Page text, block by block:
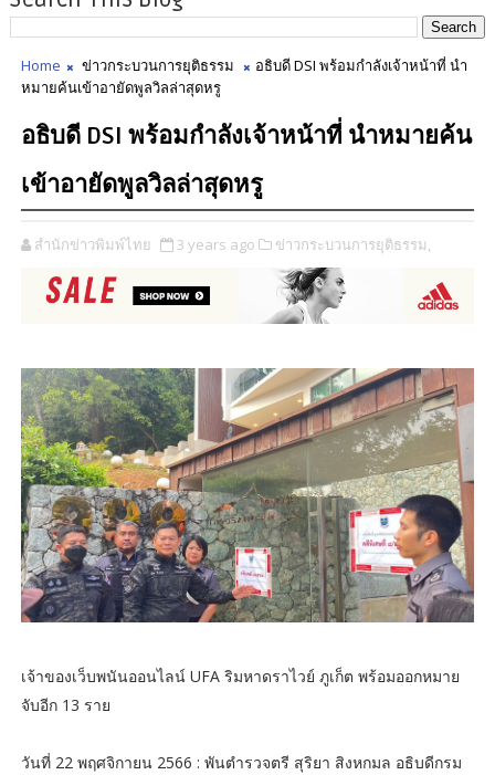
Home ข่าวกระบวนการยุติธรรม
อธิบดี DSI พร้อมกำลังเจ้าหน้าที่ นำ
หมายค้นเข้าอายัดพูลวิลล่าสุดหรู
อธิบดี DSI พร้อมกำลังเจ้าหน้าที่ นำหมายค้น
เข้าอายัดพูลวิลล่าสุดหรู
สำนักข่าวพิมพ์ไทย 3 years ago ข่าวกระบวนการยุติธรรม,
เจ้าของเว็บพนันออนไลน์ UFA ริมหาดราไวย์ ภูเก็ต พร้อมออกหมาย
จับอีก 13 ราย
วันที่ 22 พฤศจิกายน 2566 : พันตำรวจตรี สุริยา สิงหกมล อธิบดีกรม